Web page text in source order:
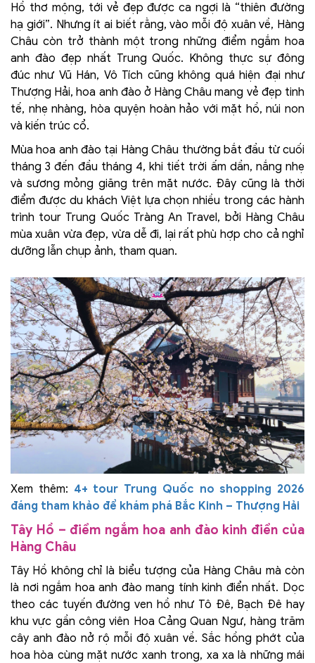
Hồ thơ mộng, tới vẻ đẹp được ca ngợi là “thiên đường
hạ giới”. Nhưng ít ai biết rằng, vào mỗi độ xuân về, Hàng
Châu còn trở thành một trong những điểm ngắm hoa
anh đào đẹp nhất Trung Quốc. Không thực sự đông
đúc như Vũ Hán, Vô Tích cũng không quá hiện đại như
Thượng Hải, hoa anh đào ở Hàng Châu mang vẻ đẹp tinh
tế, nhẹ nhàng, hòa quyện hoàn hảo với mặt hồ, núi non
và kiến trúc cổ.
Mùa hoa anh đào tại Hàng Châu thường bắt đầu từ cuối
tháng 3 đến đầu tháng 4, khi tiết trời ấm dần, nắng nhẹ
và sương mỏng giăng trên mặt nước. Đây cũng là thời
điểm được du khách Việt lựa chọn nhiều trong các hành
trình tour Trung Quốc Tràng An Travel, bởi Hàng Châu
mùa xuân vừa đẹp, vừa dễ đi, lại rất phù hợp cho cả nghỉ
dưỡng lẫn chụp ảnh, tham quan.
Xem thêm: 4+ tour Trung Quốc no shopping 2026
đáng tham khảo để khám phá Bắc Kinh – Thượng Hải
Tây Hồ – điểm ngắm hoa anh đào kinh điển của
Hàng Châu
Tây Hồ không chỉ là biểu tượng của Hàng Châu mà còn
là nơi ngắm hoa anh đào mang tính kinh điển nhất. Dọc
theo các tuyến đường ven hồ như Tô Đê, Bạch Đê hay
khu vực gần công viên Hoa Cảng Quan Ngư, hàng trăm
cây anh đào nở rộ mỗi độ xuân về. Sắc hồng phớt của
hoa hòa cùng mặt nước xanh trong, xa xa là những mái